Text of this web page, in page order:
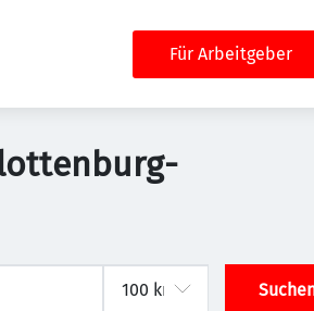
Für Arbeitgeber